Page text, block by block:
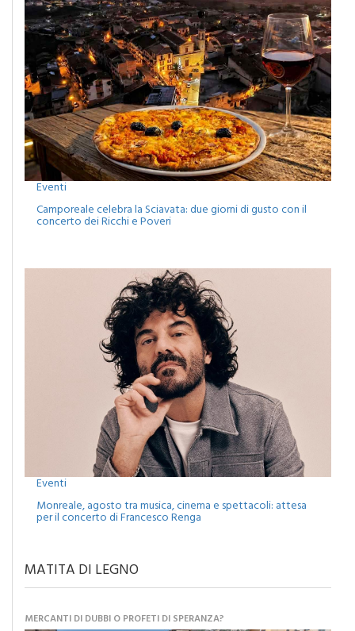
Eventi
Camporeale celebra la Sciavata: due giorni di gusto con il
Eventi
Monreale, agosto tra musica, cinema e spettacoli: attesa
MATITA DI LEGNO